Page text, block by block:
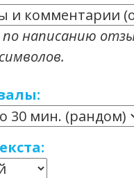
написанию